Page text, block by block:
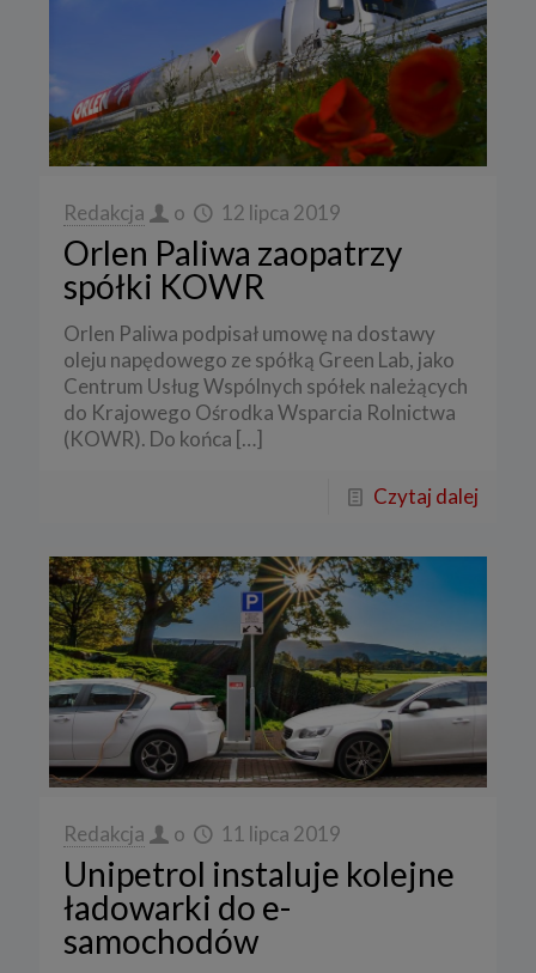
Redakcja o 12 lipca 2019
Orlen Paliwa zaopatrzy
spółki KOWR
Orlen Paliwa podpisał umowę na dostawy
oleju napędowego ze spółką Green Lab, jako
Centrum Usług Wspólnych spółek należących
do Krajowego Ośrodka Wsparcia Rolnictwa
(KOWR). Do końca […]
Czytaj dalej
Redakcja o 11 lipca 2019
Unipetrol instaluje kolejne
ładowarki do e-
samochodów